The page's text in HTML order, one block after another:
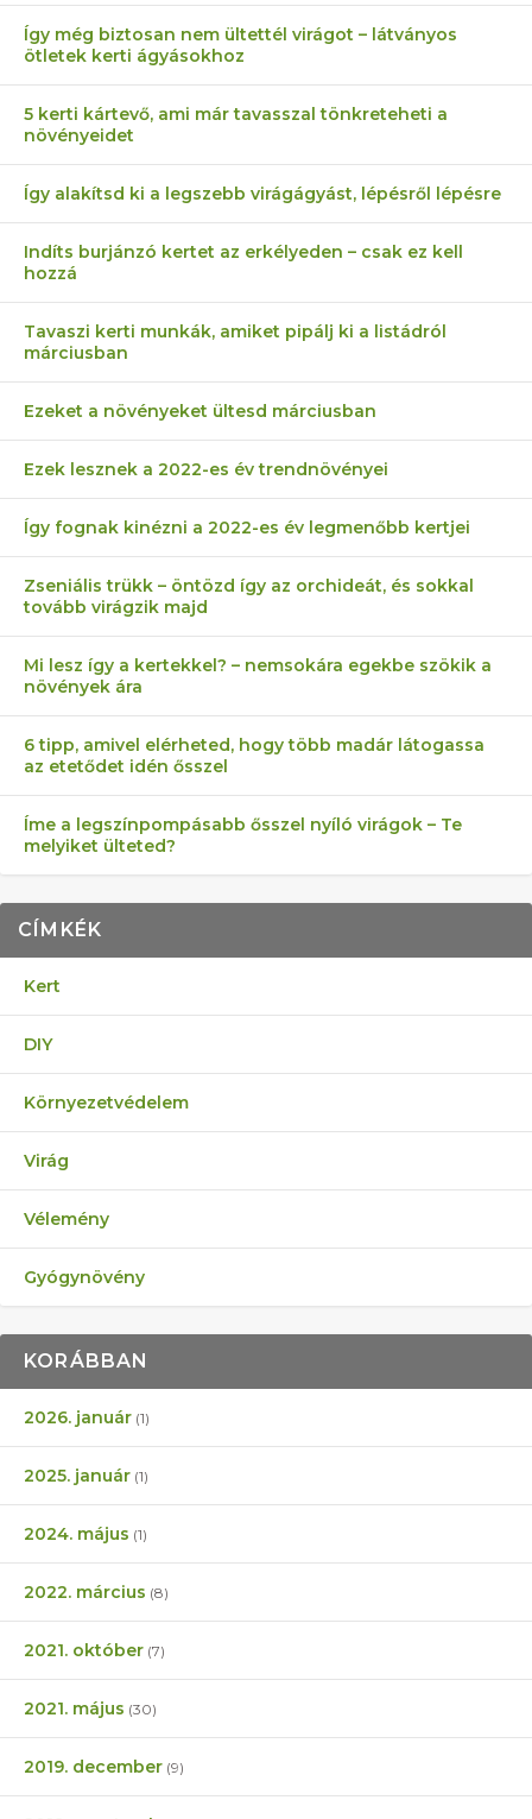
Így még biztosan nem ültettél virágot – látványos
ötletek kerti ágyásokhoz
5 kerti kártevő, ami már tavasszal tönkreteheti a
növényeidet
Így alakítsd ki a legszebb virágágyást, lépésről lépésre
Indíts burjánzó kertet az erkélyeden – csak ez kell
hozzá
Tavaszi kerti munkák, amiket pipálj ki a listádról
márciusban
Ezeket a növényeket ültesd márciusban
Ezek lesznek a 2022-es év trendnövényei
Így fognak kinézni a 2022-es év legmenőbb kertjei
Zseniális trükk – öntözd így az orchideát, és sokkal
tovább virágzik majd
Mi lesz így a kertekkel? – nemsokára egekbe szökik a
növények ára
6 tipp, amivel elérheted, hogy több madár látogassa
az etetődet idén ősszel
Íme a legszínpompásabb ősszel nyíló virágok – Te
melyiket ülteted?
CÍMKÉK
Kert
DIY
Környezetvédelem
Virág
Vélemény
Gyógynövény
KORÁBBAN
2026. január (1)
2025. január (1)
2024. május (1)
2022. március (8)
2021. október (7)
2021. május (30)
2019. december (9)